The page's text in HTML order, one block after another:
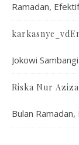
Ramadan,
Jokowi
Riska Nur
Bulan